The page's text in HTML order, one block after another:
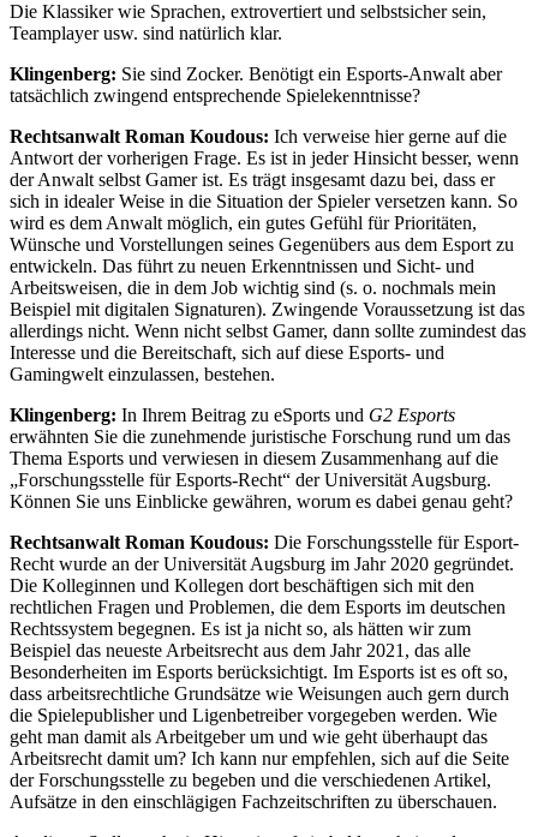
Die Klassiker wie Sprachen, extrovertiert und selbstsicher sein,
Teamplayer usw. sind natürlich klar.
Klingenberg: Sie sind Zocker. Benötigt ein Esports-Anwalt aber
tatsächlich zwingend entsprechende Spielekenntnisse?
Rechtsanwalt Roman Koudous: Ich verweise hier gerne auf die
Antwort der vorherigen Frage. Es ist in jeder Hinsicht besser, wenn
der Anwalt selbst Gamer ist. Es trägt insgesamt dazu bei, dass er
sich in idealer Weise in die Situation der Spieler versetzen kann. So
wird es dem Anwalt möglich, ein gutes Gefühl für Prioritäten,
Wünsche und Vorstellungen seines Gegenübers aus dem Esport zu
entwickeln. Das führt zu neuen Erkenntnissen und Sicht- und
Arbeitsweisen, die in dem Job wichtig sind (s. o. nochmals mein
Beispiel mit digitalen Signaturen). Zwingende Voraussetzung ist das
allerdings nicht. Wenn nicht selbst Gamer, dann sollte zumindest das
Interesse und die Bereitschaft, sich auf diese Esports- und
Gamingwelt einzulassen, bestehen.
Klingenberg: In Ihrem Beitrag zu eSports und G2 Esports
erwähnten Sie die zunehmende juristische Forschung rund um das
Thema Esports und verwiesen in diesem Zusammenhang auf die
„Forschungsstelle für Esports-Recht“ der Universität Augsburg.
Können Sie uns Einblicke gewähren, worum es dabei genau geht?
Rechtsanwalt Roman Koudous: Die Forschungsstelle für Esport-
Recht wurde an der Universität Augsburg im Jahr 2020 gegründet.
Die Kolleginnen und Kollegen dort beschäftigen sich mit den
rechtlichen Fragen und Problemen, die dem Esports im deutschen
Rechtssystem begegnen. Es ist ja nicht so, als hätten wir zum
Beispiel das neueste Arbeitsrecht aus dem Jahr 2021, das alle
Besonderheiten im Esports berücksichtigt. Im Esports ist es oft so,
dass arbeitsrechtliche Grundsätze wie Weisungen auch gern durch
die Spielepublisher und Ligenbetreiber vorgegeben werden. Wie
geht man damit als Arbeitgeber um und wie geht überhaupt das
Arbeitsrecht damit um? Ich kann nur empfehlen, sich auf die Seite
der Forschungsstelle zu begeben und die verschiedenen Artikel,
Aufsätze in den einschlägigen Fachzeitschriften zu überschauen.